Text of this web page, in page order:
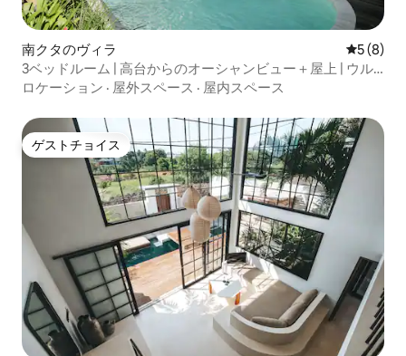
南クタのヴィラ レビュー
5 (8)
3ベッドルーム | 高台からのオーシャンビュー＋屋上 | ウル
ワツ
ロケーション · 屋外スペース · 屋内スペース
ゲストチョイス
ゲストチョイス